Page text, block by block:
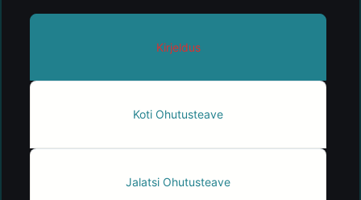
Kirjeldus
Koti Ohutusteave
Jalatsi Ohutusteave